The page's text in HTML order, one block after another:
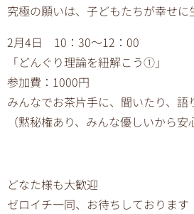
究極の願いは、子どもたちが幸せに
2月4日 10：30〜12：00
「どんぐり理論を紐解こう①」
参加費：1000円
みんなでお茶片手に、聞いたり、語
（黙秘権あり、みんな優しいから安
どなた様も大歓迎
ゼロイチ一同、お待ちしております